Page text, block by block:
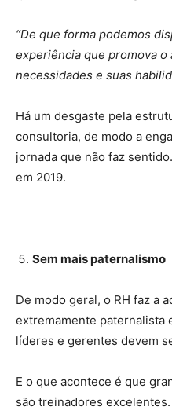
“De que forma podemos
experiência que promova
necessidades e suas
Há um desgaste pela
consultoria, de modo a
jornada que não faz
em 2019.
Sem mais paternalismo
De modo geral, o RH faz a
extremamente paternalista
líderes e gerentes devem
E o que acontece é que
são treinadores